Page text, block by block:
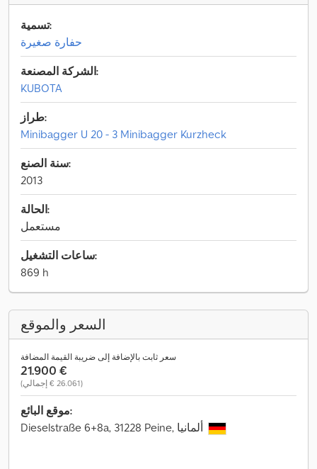
تسمية:
حفارة صغيرة
الشركة المصنعة:
KUBOTA
طراز:
Minibagger U 20 - 3 Minibagger Kurzheck
سنة الصنع:
2013
الحالة:
مستعمل
ساعات التشغيل:
869 h
السعر والموقع
سعر ثابت بالإضافة إلى ضريبة القيمة المضافة
‏21.900 €
(‏26.061 € إجمالي)
موقع البائع: